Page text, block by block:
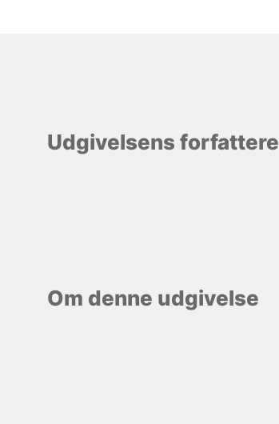
Udgivelsens forfattere
Om denne udgivelse